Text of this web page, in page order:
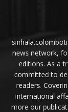
news network,
editions. As a
committed to
readers.
international
more our